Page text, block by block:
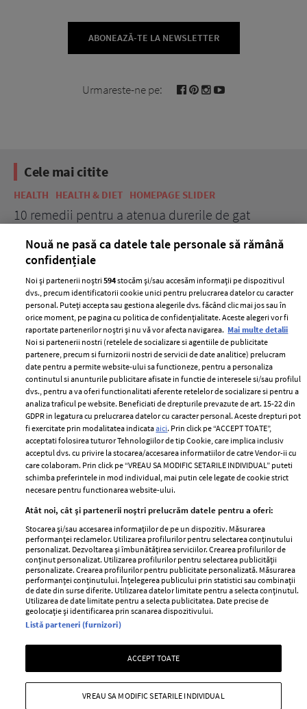
ABONEAZĂ-TE LA NEWSLETTER
Urmareste-ne pe:
Cele mai citite
HEALTH HEALTH & DIET HOMEPAGE SLIDER
10 remedii pentru a atenua durerile de gat
ELLE Style Awards
2024
Despre ELLE
Romania
Contact
Abonamente
Termeni si conditii
Politica de
confidențialitate
Politica de cookies
Publicitate
GSP
Unica
Baby
Retete
femei
Viva
Avantaje
Retete practice
Pariază responsabil! Decizia ONJN nr. 821/25.09.2025.
Jocurile de noroc sunt interzise minorilor.
Copyright © 2026 Ringier Romania SRL
Nouă ne pasă ca datele tale personale să rămână
confidențiale
Noi și partenerii noștri594stocăm și/sau accesăm informații pe dispozitivul
dvs., precum identificatorii cookie unici pentru prelucrarea datelor cu caracter
personal. Puteți accepta sau gestiona alegerile dvs. făcând clic mai jos sau în
orice moment, pe pagina cu politica de confidențialitate. Aceste alegeri vor fi
raportate partenerilor noștri și nu vă vor afecta navigarea. Mai multe detalii
Noi si partenerii nostri (retelele de socializare si agentiile de publicitate
partenere, precum si furnizorii nostri de servicii de date analitice) prelucram
date pentru a permite website-ului sa functioneze, pentru a personaliza
continutul si anunturile publicitare afisate in functie de interesele si/sau profilul
dvs., pentru a va oferi functionalitati aferente retelelor de socializare si pentru a
analiza traficul pe website. Beneficiati de drepturile prevazute de art. 15-22 din
GDPR in legatura cu prelucrarea datelor cu caracter personal. Aceste drepturi pot
fi exercitate prin modalitatea indicataaici. Prin click pe “ACCEPT TOATE”,
acceptati folosirea tuturor Tehnologiilor de tip Cookie, care implica inclusiv
acceptul dvs. cu privire la stocarea/accesarea informatiilor de catre Vendor-ii cu
care colaboram. Prin click pe “VREAU SA MODIFIC SETARILE INDIVIDUAL” puteti
schimba preferintele in mod individual, mai putin cele legate de cookie strict
necesare pentru functionarea website-ului.
Atât noi, cât și partenerii noștri prelucrăm datele pentru a oferi:
Stocarea și/sau accesarea informațiilor de pe un dispozitiv. Măsurarea
performanței reclamelor. Utilizarea profilurilor pentru selectarea conținutului
personalizat. Dezvoltarea și îmbunătățirea serviciilor. Crearea profilurilor de
conținut personalizat. Utilizarea profilurilor pentru selectarea publicității
personalizate. Crearea profilurilor pentru publicitate personalizată. Măsurarea
performanței conținutului. Înțelegerea publicului prin statistici sau combinații
de date din surse diferite. Utilizarea datelor limitate pentru a selecta conținutul.
Utilizarea de date limitate pentru a selecta publicitatea. Date precise de
geolocație și identificarea prin scanarea dispozitivului.
Listă parteneri (furnizori)
ACCEPT TOATE
VREAU SA MODIFIC SETARILE INDIVIDUAL